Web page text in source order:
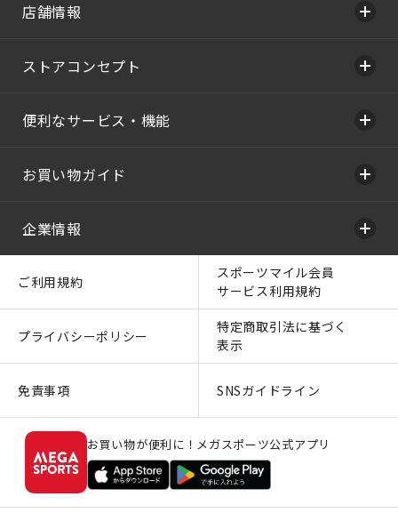
店舗情報
ストアコンセプト
便利なサービス・機能
お買い物ガイド
企業情報
ご利用規約
スポーツマイル会員
サービス利用規約
プライバシーポリシー
特定商取引法に基づく
表示
免責事項 SNSガイドライン
お買い物が便利に！メガスポーツ公式アプリ